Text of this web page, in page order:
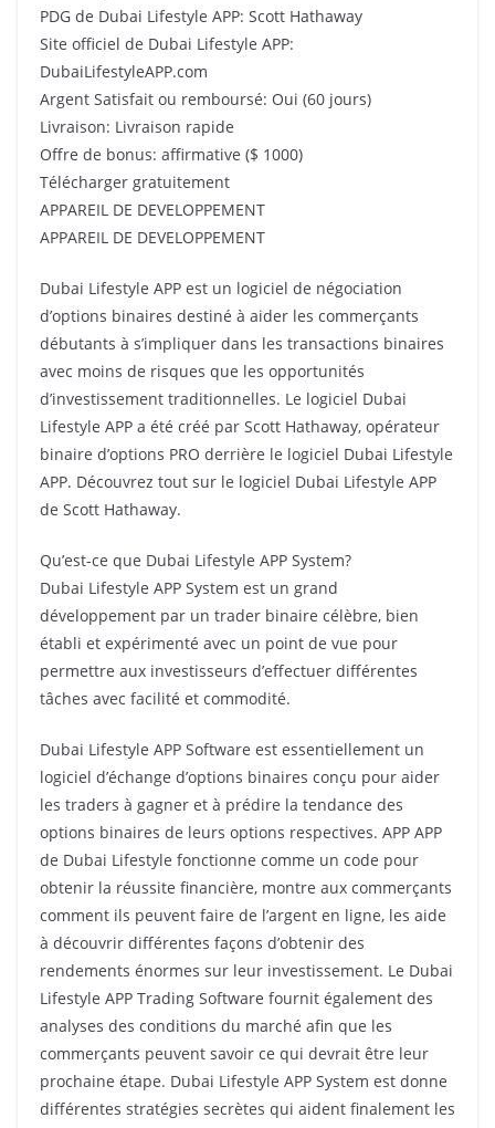
PDG de Dubai Lifestyle APP: Scott Hathaway
Site officiel de Dubai Lifestyle APP:
DubaiLifestyleAPP.com
Argent Satisfait ou remboursé: Oui (60 jours)
Livraison: Livraison rapide
Offre de bonus: affirmative ($ 1000)
Télécharger gratuitement
APPAREIL DE DEVELOPPEMENT
APPAREIL DE DEVELOPPEMENT
Dubai Lifestyle APP est un logiciel de négociation
d’options binaires destiné à aider les commerçants
débutants à s’impliquer dans les transactions binaires
avec moins de risques que les opportunités
d’investissement traditionnelles. Le logiciel Dubai
Lifestyle APP a été créé par Scott Hathaway, opérateur
binaire d’options PRO derrière le logiciel Dubai Lifestyle
APP. Découvrez tout sur le logiciel Dubai Lifestyle APP
de Scott Hathaway.
Qu’est-ce que Dubai Lifestyle APP System?
Dubai Lifestyle APP System est un grand
développement par un trader binaire célèbre, bien
établi et expérimenté avec un point de vue pour
permettre aux investisseurs d’effectuer différentes
tâches avec facilité et commodité.
Dubai Lifestyle APP Software est essentiellement un
logiciel d’échange d’options binaires conçu pour aider
les traders à gagner et à prédire la tendance des
options binaires de leurs options respectives. APP APP
de Dubai Lifestyle fonctionne comme un code pour
obtenir la réussite financière, montre aux commerçants
comment ils peuvent faire de l’argent en ligne, les aide
à découvrir différentes façons d’obtenir des
rendements énormes sur leur investissement. Le Dubai
Lifestyle APP Trading Software fournit également des
analyses des conditions du marché afin que les
commerçants peuvent savoir ce qui devrait être leur
prochaine étape. Dubai Lifestyle APP System est donne
différentes stratégies secrètes qui aident finalement les